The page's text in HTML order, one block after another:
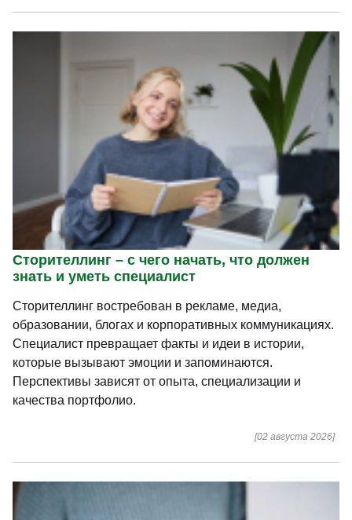
Сторителлинг – с чего начать, что должен
знать и уметь специалист
Сторителлинг востребован в рекламе, медиа,
образовании, блогах и корпоративных коммуникациях.
Специалист превращает факты и идеи в истории,
которые вызывают эмоции и запоминаются.
Перспективы зависят от опыта, специализации и
качества портфолио.
[02 августа 2026]